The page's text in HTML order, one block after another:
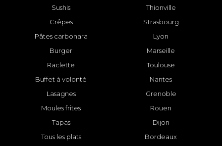
Sushis
Crêpes
Pâtes carbonara
Burger
Raclette
Buffet à volonté
Lasagnes
Moules frites
Tapas
Tous les plats
Thionville
Strasbourg
Lyon
Marseille
Toulouse
Nantes
Grenoble
Rouen
Dijon
Bordeaux